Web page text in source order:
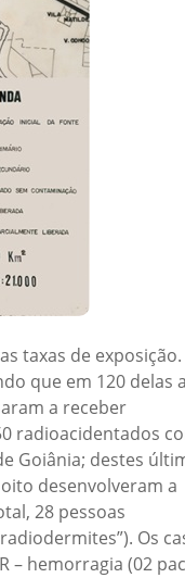
taxas de exposição.
que em 120 delas a
a receber
radioacidentados
Goiânia; destes
desenvolveram a
28 pessoas
Os
– hemorragia (02